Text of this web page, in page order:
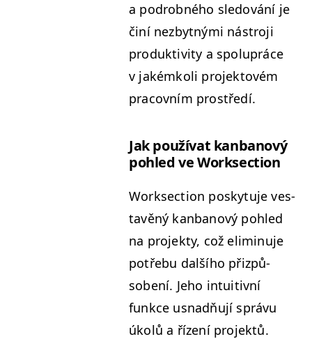
a podrob­ného sle­dování je
činí nezbyt­ný­mi nástro­ji
pro­duk­tiv­i­ty a spolupráce
v jakémkoli pro­jek­tovém
pra­cov­ním prostředí.
Jak použí­vat kan­banový
pohled ve Worksection
Work­sec­tion posky­tu­je ves­
tavěný kan­banový pohled
na pro­jek­ty, což elimin­u­je
potře­bu dalšího přizpů­
sobení. Jeho intu­itivní
funkce usnadňu­jí správu
úkolů a řízení projektů.